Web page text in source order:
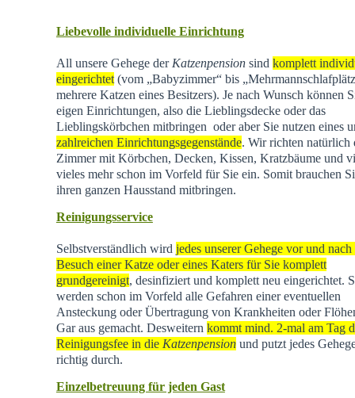
Liebevolle individuelle Einrichtung
All unsere Gehege der Katzenpensionsind komplett
eingerichtet(vom „Babyzimmer“ bis
mehrere Katzen eines Besitzers). Je nach Wunsch können
eigen Einrichtungen, also die Lieblingsdecke oder das
Lieblingskörbchen mitbringen oder aber Sie nutzen eines
zahlreichen Einrichtungsgegenstände. Wir richten natürlich
Zimmer mit Körbchen, Decken, Kissen, Kratzbäume und
vieles mehr schon im Vorfeld für Sie ein. Somit brauchen
ihren ganzen Hausstand mitbringen.
Reinigungsservice
Selbstverständlich wird jedes unserer Gehege vor und nach
Besuch einer Katze oder eines Katers für Sie komplett
grundgereinigt, desinfiziert und komplett neu eingerichtet.
werden schon im Vorfeld alle Gefahren einer eventuellen
Ansteckung oder Übertragung von Krankheiten oder
Gar aus gemacht. Desweitern kommt mind. 2-mal am Tag
Reinigungsfee in die Katzenpensionund putzt jedes
richtig durch.
Einzelbetreuung für jeden Gast